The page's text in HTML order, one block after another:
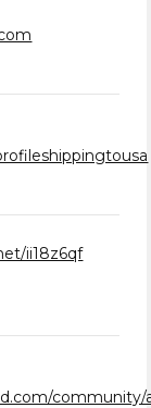
ii18z6qf
community/